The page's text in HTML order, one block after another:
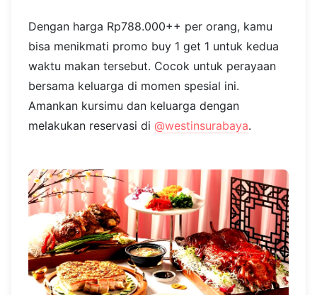
Photo source: @djamandoeloeresto
Lokasi: Pakuwon Mall, Jl. Raya Lontar No. 2,
Babatan, Surabaya
7. The Westin Surabaya
Magnolia Restaurant The Westin Surabaya bakal
membuat malam pergantian tahun kamu meriah
lewat santapan tradisional mewah dan berkelas.
Bertajuk Imperial Chinese New Year, dinner dan
brunch buffet tersedia pada 9–10 Februari 2024.
Dengan harga Rp788.000++ per orang, kamu